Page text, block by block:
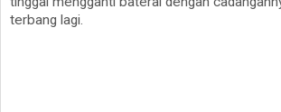
terbang lagi.